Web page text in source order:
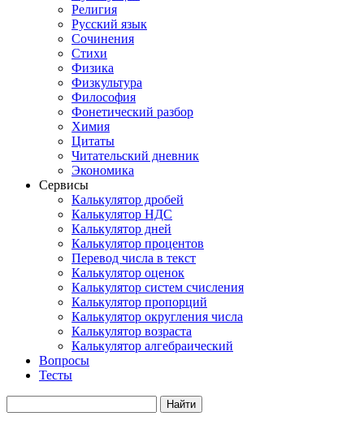
Религия
Русский язык
Сочинения
Стихи
Физика
Физкультура
Философия
Фонетический разбор
Химия
Цитаты
Читательский дневник
Экономика
Сервисы
Калькулятор дробей
Калькулятор НДС
Калькулятор дней
Калькулятор процентов
Перевод числа в текст
Калькулятор оценок
Калькулятор систем счисления
Калькулятор пропорций
Калькулятор округления числа
Калькулятор возраста
Калькулятор алгебраический
Вопросы
Тесты
Найти